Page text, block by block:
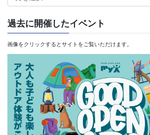
ー
カ
イ
ブ
過去に開催したイベント
画像をクリックするとサイトをご覧いただけます。